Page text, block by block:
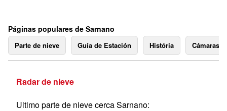
Páginas populares de Sarnano
Parte de nieve Guía de Estación História Cámaras
Radar de nieve
Ultimo parte de nieve cerca Sarnano: